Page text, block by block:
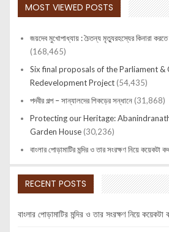
MOST VIEWED POSTS
জয়দেব মুখোপাধ্যায় : চৈতন্য মৃত্যুরহস্যের কিনারা করতে
(168,465)
Six final proposals of the Parliament &
Redevelopment Project (54,435)
পদবীর গল্প – সান্যালদের শিকড়ের সন্ধানে (31,868)
Protecting our Heritage:
Garden House (30,236)
বাংলার পোড়ামাটির মন্দির ও তার সংরক্ষণ নিয়ে কয়েকটা
RECENT POSTS
বাংলার পোড়ামাটির মন্দির ও তার সংরক্ষণ নিয়ে কয়েকটা